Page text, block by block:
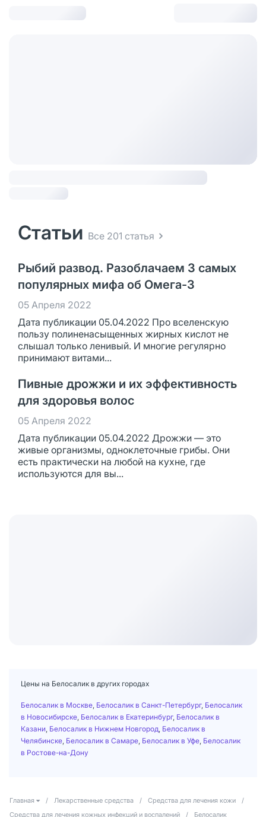
Статьи Все 201 статья
Рыбий развод. Разоблачаем 3 самых
популярных мифа об Омега-3
05 Апреля 2022
Дата публикации 05.04.2022 Про вселенскую
пользу полиненасыщенных жирных кислот не
слышал только ленивый. И многие регулярно
принимают витами...
Пивные дрожжи и их эффективность
для здоровья волос
05 Апреля 2022
Дата публикации 05.04.2022 Дрожжи — это
живые организмы, одноклеточные грибы. Они
есть практически на любой на кухне, где
используются для вы...
Цены на Белосалик в других городах
Белосалик в Москве Белосалик в Санкт-Петербург, Белосалик
в Новосибирске Белосалик в Екатеринбург, Белосалик в
Казани Белосалик в Нижнем Новгород Белосалик в
Челябинске Белосалик в Самаре Белосалик в Уфе Белосалик
в Ростове-на-Дону
Главная / Лекарственные средства / Средства для лечения кожи
/
Средства для лечения кожных инфекций и воспалений
/ Белосалик